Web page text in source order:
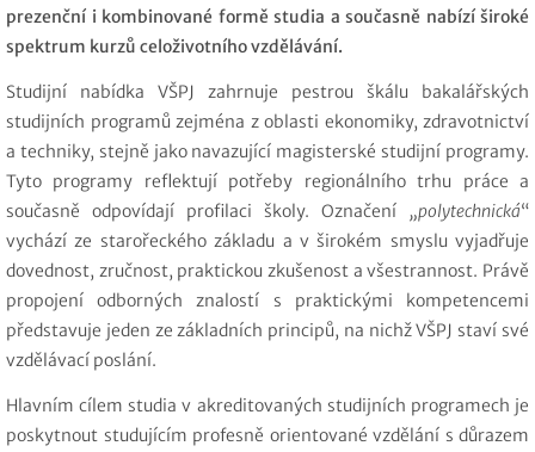
prezenční i kombinované formě studia a současně nabízí široké
spektrum kurzů celoživotního vzdělávání.
Studijní nabídka VŠPJ zahrnuje pestrou škálu bakalářských
studijních programů zejména z oblasti ekonomiky, zdravotnictví
a techniky, stejně jako navazující magisterské studijní programy.
Tyto programy reflektují potřeby regionálního trhu práce a
současně odpovídají profilaci školy. Označení „polytechnická“
vychází ze starořeckého základu a v širokém smyslu vyjadřuje
dovednost, zručnost, praktickou zkušenost a všestrannost. Právě
propojení odborných znalostí s praktickými kompetencemi
představuje jeden ze základních principů, na nichž VŠPJ staví své
vzdělávací poslání.
Hlavním cílem studia v akreditovaných studijních programech je
poskytnout studujícím profesně orientované vzdělání s důrazem